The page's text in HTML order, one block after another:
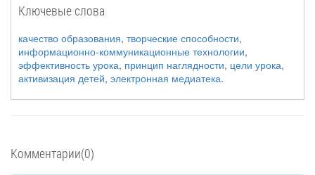
Ключевые слова
качество образования, творческие способности,
информационно-коммуникационные технологии,
эффективность урока, принцип наглядности, цели урока,
активизация детей, электронная медиатека.
Комментарии(0)